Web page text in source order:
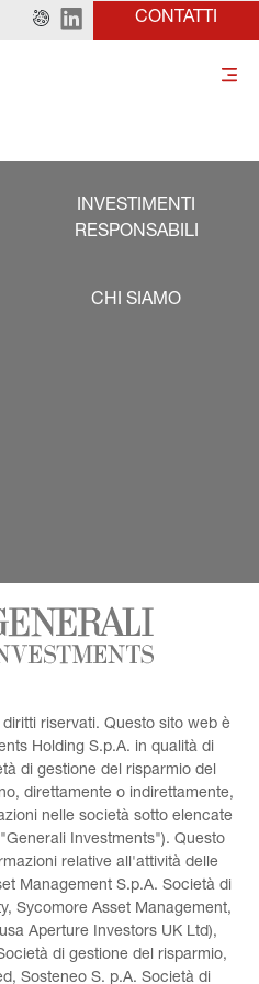
CONTATTI
INVESTIMENTI
RESPONSABILI
CHI SIAMO
riservati. Questo sito web è
Holding S.p.A. in qualità di
di gestione del risparmio del
direttamente o indirettamente,
nelle società sotto elencate
Investments"). Questo
relative all'attività delle
Management S.p.A. Società di
Sycomore Asset Management,
Aperture Investors UK Ltd),
di gestione del risparmio,
Sosteneo S. p.A. Società di